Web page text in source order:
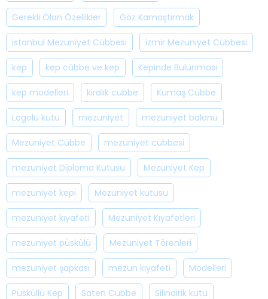
Gerekli Olan Özellikler Göz Kamaştırmak
istanbul Mezuniyet Cübbesi izmir Mezuniyet Cübbesi
kep kep cübbe ve kep Kepinde Bulunması
kep modelleri kiralık cübbe Kumaş Cübbe
Logolu kutu mezuniyet mezuniyet balonu
Mezuniyet Cübbe mezuniyet cübbesi
mezuniyet Diploma Kutusu Mezuniyet Kep
mezuniyet kepi Mezuniyet kutusu
mezuniyet kıyafeti Mezuniyet Kıyafetleri
mezuniyet püskülü Mezuniyet Törenleri
mezuniyet şapkası mezun kıyafeti Modelleri
Püsküllü Kep Saten Cübbe Silindirik kutu